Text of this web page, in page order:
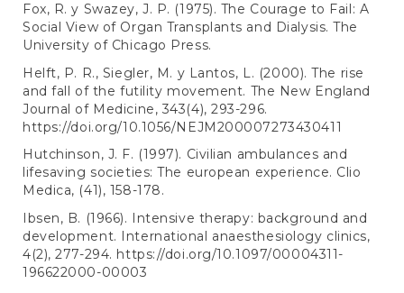
Fox, R. y Swazey, J. P. (1975). The Courage to Fail: A
Social View of Organ Transplants and Dialysis. The
University of Chicago Press.
Helft, P. R., Siegler, M. y Lantos, L. (2000). The rise
and fall of the futility movement. The New England
Journal of Medicine, 343(4), 293-296.
https://doi.org/10.1056/NEJM200007273430411
Hutchinson, J. F. (1997). Civilian ambulances and
lifesaving societies: The european experience. Clio
Medica, (41), 158-178.
Ibsen, B. (1966). Intensive therapy: background and
development. International anaesthesiology clinics,
4(2), 277-294. https://doi.org/10.1097/00004311-
196622000-00003